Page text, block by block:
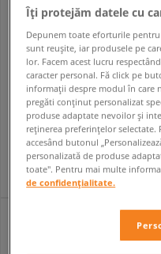
MOON BOOT ICON NYLON
femei
754,99 RON
949,99 RON
759,99 RON - cel mai mic preț
Îți protejăm datele cu
Depunem toate eforturile
sunt reușite, iar produsele pe
lor. Facem acest lucru
caracter personal. Fă click pe
informații despre modul în care
pregăti conținut personalizat
produse adaptate nevoilor și
reținerea preferințelor
accesând butonul
personalizată de produse
toate". Pentru mai multe
de confidențialitate.